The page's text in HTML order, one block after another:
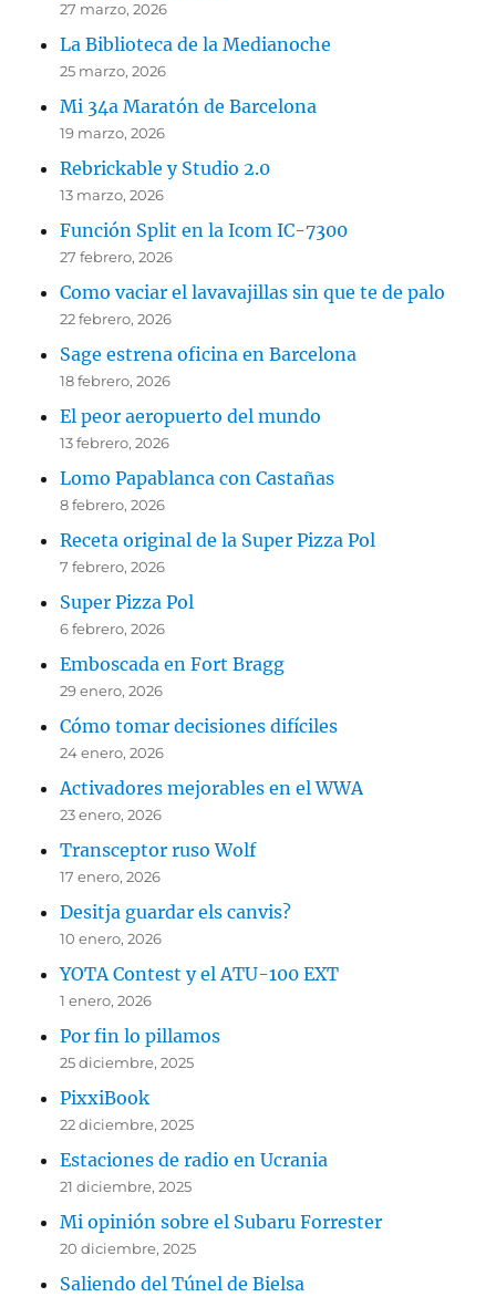
27 marzo, 2026
La Biblioteca de la Medianoche
25 marzo, 2026
Mi 34a Maratón de Barcelona
19 marzo, 2026
Rebrickable y Studio 2.0
13 marzo, 2026
Función Split en la Icom IC-7300
27 febrero, 2026
Como vaciar el lavavajillas sin que te de palo
22 febrero, 2026
Sage estrena oficina en Barcelona
18 febrero, 2026
El peor aeropuerto del mundo
13 febrero, 2026
Lomo Papablanca con Castañas
8 febrero, 2026
Receta original de la Super Pizza Pol
7 febrero, 2026
Super Pizza Pol
6 febrero, 2026
Emboscada en Fort Bragg
29 enero, 2026
Cómo tomar decisiones difíciles
24 enero, 2026
Activadores mejorables en el WWA
23 enero, 2026
Transceptor ruso Wolf
17 enero, 2026
Desitja guardar els canvis?
10 enero, 2026
YOTA Contest y el ATU-100 EXT
1 enero, 2026
Por fin lo pillamos
25 diciembre, 2025
PixxiBook
22 diciembre, 2025
Estaciones de radio en Ucrania
21 diciembre, 2025
Mi opinión sobre el Subaru Forrester
20 diciembre, 2025
Saliendo del Túnel de Bielsa